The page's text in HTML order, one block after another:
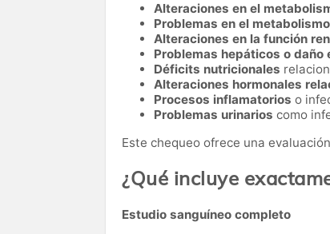
Alteraciones en el
Problemas en el
Alteraciones en la función
Problemas hepáticos o daño
Déficits nutricionales
Alteraciones hormonales
Procesos inflamatorios o
Problemas urinarios como
Este chequeo ofrece una
¿Qué incluye
Estudio sanguíneo completo